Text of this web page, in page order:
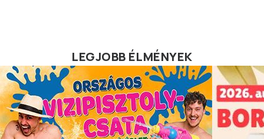
LEGJOBB ÉLMÉNYEK